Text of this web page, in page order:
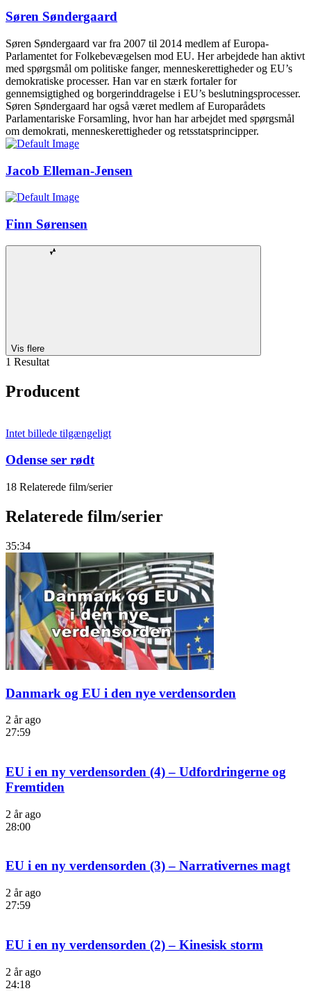
Søren Søndergaard
Søren Søndergaard var fra 2007 til 2014 medlem af Europa-
Parlamentet for Folkebevægelsen mod EU. Her arbejdede han aktivt
med spørgsmål om politiske fanger, menneskerettigheder og EU’s
demokratiske processer. Han var en stærk fortaler for
gennemsigtighed og borgerinddragelse i EU’s beslutningsprocesser.
Søren Søndergaard har også været medlem af Europarådets
Parlamentariske Forsamling, hvor han har arbejdet med spørgsmål
om demokrati, menneskerettigheder og retsstatsprincipper.
Jacob Elleman-Jensen
Finn Sørensen
Vis flere
1 Resultat
Producent
Intet billede tilgængeligt
Odense ser rødt
18 Relaterede film/serier
Relaterede film/serier
35:34
Danmark og EU i den nye verdensorden
2 år ago
27:59
EU i en ny verdensorden (4) – Udfordringerne og
Fremtiden
2 år ago
28:00
EU i en ny verdensorden (3) – Narrativernes magt
2 år ago
27:59
EU i en ny verdensorden (2) – Kinesisk storm
2 år ago
24:18